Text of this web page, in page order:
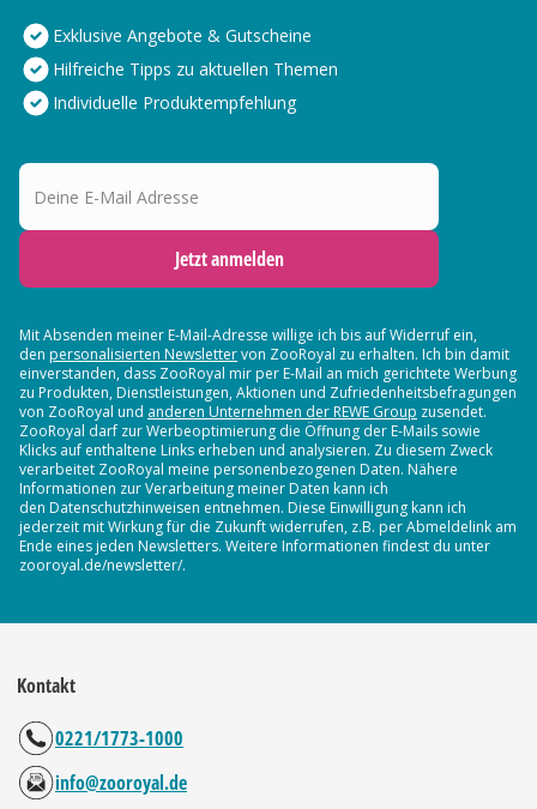
Exklusive Angebote & Gutscheine
Hilfreiche Tipps zu aktuellen Themen
Individuelle Produktempfehlung
Deine E-Mail Adresse
Jetzt anmelden
Mit Absenden meiner E-Mail-Adresse willige ich bis auf Widerruf ein,
den personalisierten Newslettervon ZooRoyal zu erhalten. Ich bin damit
einverstanden, dass ZooRoyal mir per E-Mail an mich gerichtete Werbung
zu Produkten, Dienstleistungen, Aktionen und Zufriedenheitsbefragungen
von ZooRoyal und anderen Unternehmen der REWE Group zusendet.
ZooRoyal darf zur Werbeoptimierung die Öffnung der E-Mails sowie
Klicks auf enthaltene Links erheben und analysieren. Zu diesem Zweck
verarbeitet ZooRoyal meine personenbezogenen Daten. Nähere
Informationen zur Verarbeitung meiner Daten kann ich
den Datenschutzhinweisen entnehmen. Diese Einwilligung kann ich
jederzeit mit Wirkung für die Zukunft widerrufen, z.B. per Abmeldelink am
Ende eines jeden Newsletters. Weitere Informationen findest du unter
zooroyal.de/newsletter/.
Kontakt
0221/1773-1000
info@zooroyal.de